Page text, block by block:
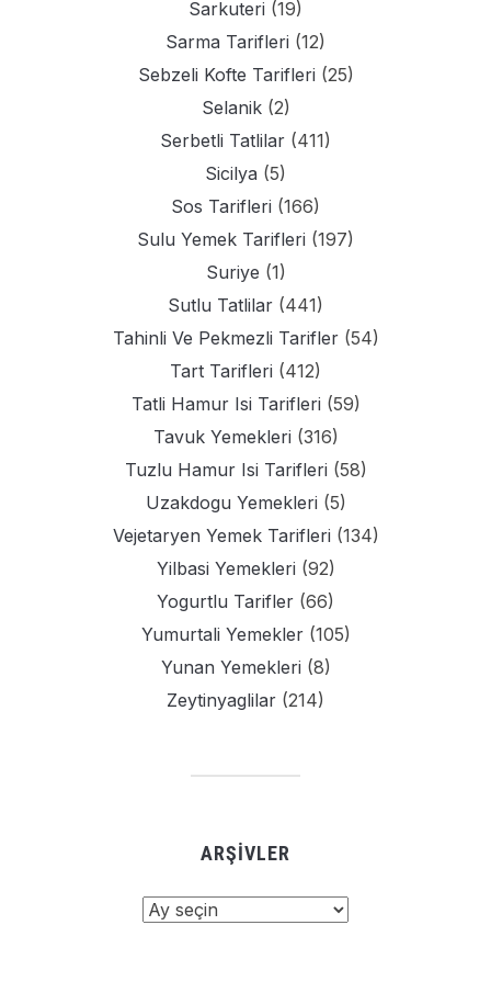
Sarkuteri (19)
Sarma Tarifleri (12)
Sebzeli Kofte Tarifleri (25)
Selanik(2)
Serbetli Tatlilar (411)
Sicilya (5)
Sos Tarifleri (166)
Sulu Yemek Tarifleri (197)
Suriye (1)
Sutlu Tatlilar (441)
Tahinli Ve Pekmezli Tarifler(54)
Tart Tarifleri (412)
Tatli Hamur Isi Tarifleri (59)
Tavuk Yemekleri (316)
Tuzlu Hamur Isi Tarifleri (58)
Uzakdogu Yemekleri (5)
Vejetaryen Yemek Tarifleri (134)
Yilbasi Yemekleri (92)
Yogurtlu Tarifler (66)
Yumurtali Yemekler(105)
Yunan Yemekleri (8)
Zeytinyaglilar (214)
ARŞIVLER